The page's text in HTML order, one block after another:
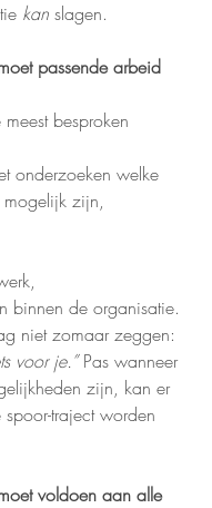
kan slagen.
passende arbeid
besproken
onderzoeken welke
zijn,
binnen de organisatie.
niet zomaar zeggen:
voor je.” Pas wanneer
zijn, kan er
traject worden
voldoen aan alle